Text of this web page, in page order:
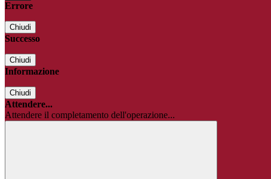
Errore
Chiudi
Successo
Chiudi
Informazione
Chiudi
Attendere...
Attendere il completamento dell'operazione...